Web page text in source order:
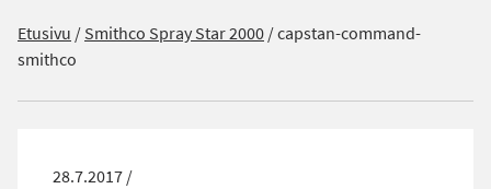
Etusivu /Smithco Spray Star 2000/capstan-command-
smithco
28.7.2017 /